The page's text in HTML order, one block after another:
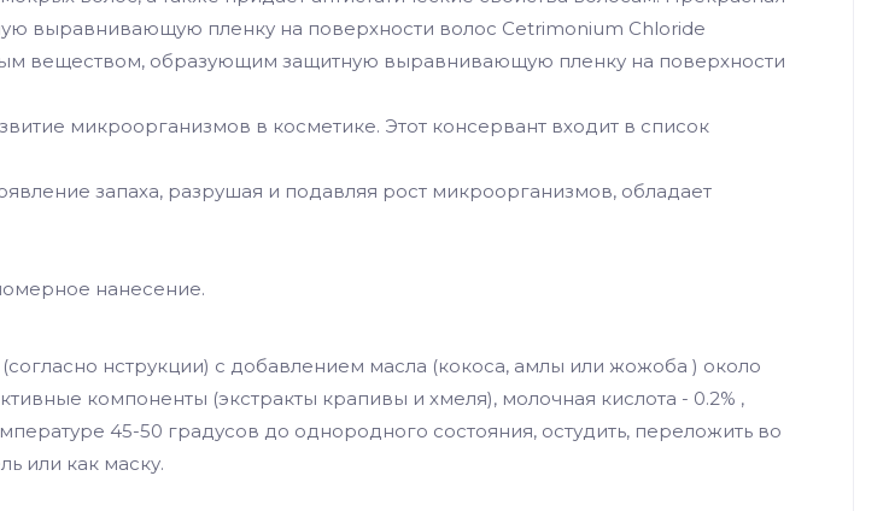
выравнивающую пленку на поверхности волос Cetrimonium Chloride
веществом, образующим защитную выравнивающую пленку на поверхности
микроорганизмов в косметике. Этот консервант входит в список
запаха, разрушая и подавляя рост микроорганизмов, обладает
нанесение.
нструкции) с добавлением масла (кокоса, амлы или жожоба ) около
компоненты (экстракты крапивы и хмеля), молочная кислота - 0.2% ,
45-50 градусов до однородного состояния, остудить, переложить во
или как маску.